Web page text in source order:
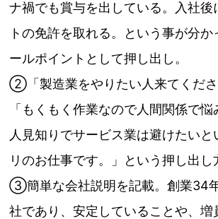
ナ禍でも賞与を出している。入社後
トの免許を取れる。という事が分
ールポイントとして押し出し。
②「製造業をやりたい人来てくださ
「もくもく作業なので人間関係で
人見知りでサービス業は避けたいと
リのお仕事です。」という押し出し
③簡単な会社説明を記載。創業34
社であり、安定していることや、増